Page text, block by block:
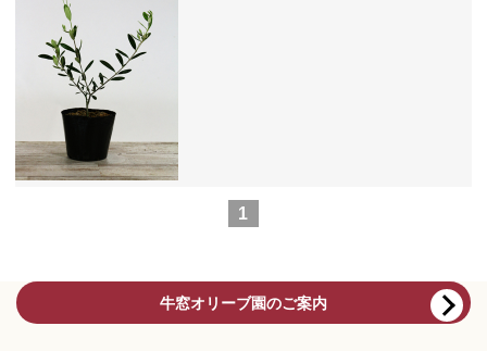
1
牛窓オリーブ園のご案内